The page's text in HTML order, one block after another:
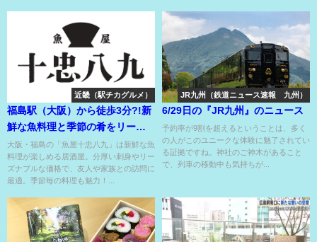
近畿（駅チカグルメ）
福島駅（大阪）から徒歩3分?!新
鮮な魚料理と季節の肴をリーズ
ナブルに味わえる人気の居酒
屋！
大阪・福島の「魚屋十忠八九」は新鮮な魚
料理が楽しめる居酒屋。分厚い刺身やリー
ズナブルな価格で、友人や家族との訪問に
最適。季節毎の料理も魅力！...
JR九州（鉄道ニュース速報 九州）
6/29日の『JR九州』のニュース
予約率が9割を超えるということは、多く
の人がこのユニークな体験に魅了されてい
る証拠ですね。神社のご神木があること
で、列車の移動中も気持ちが...